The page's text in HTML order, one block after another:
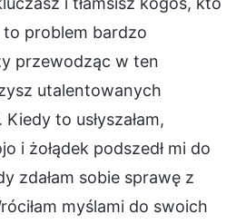
problem bardzo
przewodząc w ten
utalentowanych
Kiedy to usłyszałam,
i żołądek podszedł mi do
zdałam sobie sprawę z
myślami do swoich